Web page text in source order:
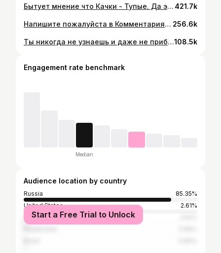
Бытует мнение что Качки - Тупые. Да это так…. Сказал бы я, не будь у меня Красного диплома😁 Наша профессия априори не позволяет нам быть тупыми. Ведь мы охватываем сразу несколько областей в которых мы должны быть экспертами! Не буду спорить, есть не компетентные тренеры, обратившись к которым вы не получите четкого ответа: Почему на данном этапе у вас остановился рост. Я обладаю не малым количеством знаний и точно смогу вам помочь в: 1.Составление тренировочных программ 2.Составление плана питания и приема спортивных добавок 3.Разбор анализов крови и последующая корректировка в зависимости от результатов анализов 4.Формирование и корректировка техники упражнений 5.Учу активировать и чувствовать каждый миллиметр своих мышц 6.Помогаю Создать фигуру мечты Подписывайся @maxim_captain_rus что бы узнать больше информации по каждому пункту🙄 421.7k
Напишите пожалуйста в Комментариях, есть ли смысл что-то доказывать?😂 Ссылка на видео в Шапке Профиля 🫡💪 256.6k
Ты никогда не узнаешь и даже не приблизишься к своему генетическому потенциалу, если будешь думать , что ты достиг его за пару месяцев или пару лет тренировок..108.5k
Engagement rate benchmark
Median
Audience location by country
Russia
85.35%
United States
2.61%
Ukraine
Start a Free Trial to Unlock